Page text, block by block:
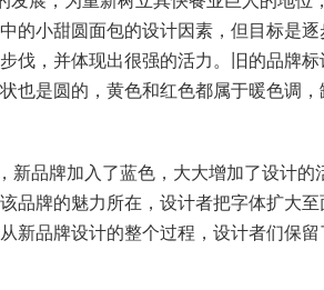
的小甜圆面包的设计因素，但目标是逐
伐，并体现出很强的活力。旧的品牌标
也是圆的，黄色和红色都属于暖色调，
新品牌加入了蓝色，大大增加了设计的
品牌的魅力所在，设计者把字体扩大至
新品牌设计的整个过程，设计者们保留
与政策060112
合集答案
与政策060112
2025年秋江苏开放大学形势
专题一测试题答案
2.55k 10
2.41k 10
2025年秋江苏开放大学毕业
业三答案